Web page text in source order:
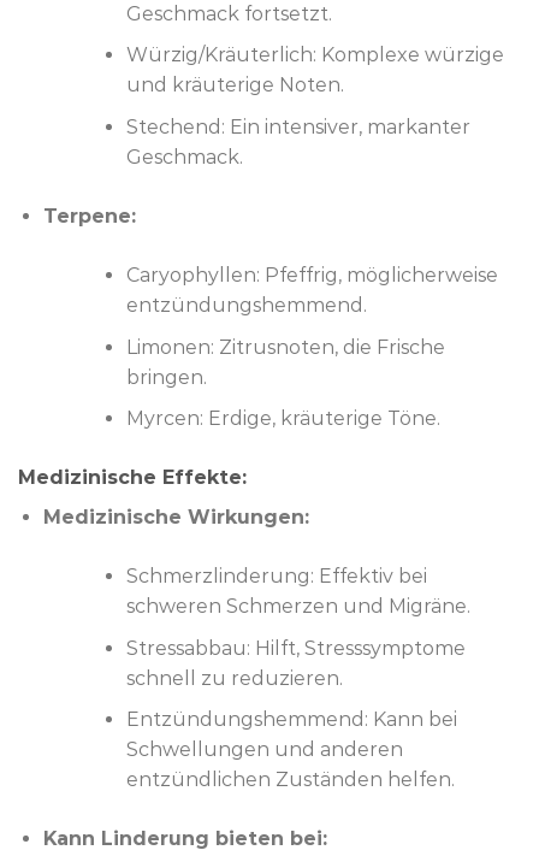
Geschmack fortsetzt.
Würzig/Kräuterlich: Komplexe würzige
und kräuterige Noten.
Stechend: Ein intensiver, markanter
Geschmack.
Terpene:
Caryophyllen: Pfeffrig, möglicherweise
entzündungshemmend.
Limonen: Zitrusnoten, die Frische
bringen.
Myrcen: Erdige, kräuterige Töne.
Medizinische Effekte:
Medizinische Wirkungen:
Schmerzlinderung: Effektiv bei
schweren Schmerzen und Migräne.
Stressabbau: Hilft, Stresssymptome
schnell zu reduzieren.
Entzündungshemmend: Kann bei
Schwellungen und anderen
entzündlichen Zuständen helfen.
Kann Linderung bieten bei: